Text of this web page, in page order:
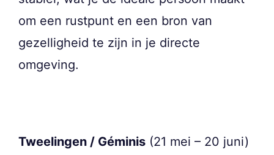
om een rustpunt en een bron van
gezelligheid te zijn in je directe
omgeving.
Tweelingen / Géminis (21 mei – 20 juni)